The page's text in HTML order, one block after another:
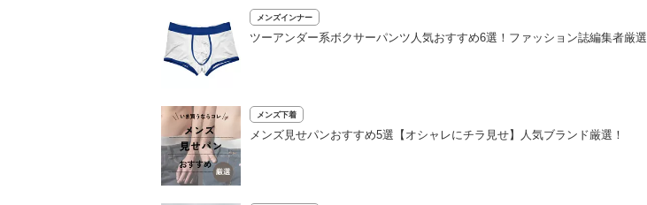
メンズインナー
ツーアンダー系ボクサーパンツ人気おすすめ6選！ファッション誌編集者厳選
メンズ下着
メンズ見せパンおすすめ5選【オシャレにチラ見せ】人気ブランド厳選！